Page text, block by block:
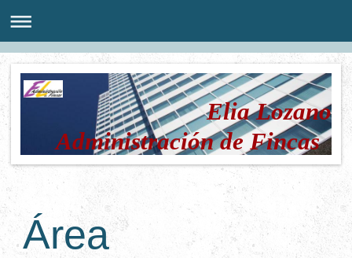
Elia Lozano
Administración de Fincas
Área